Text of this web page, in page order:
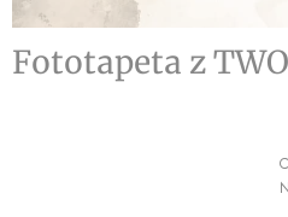
Fototapeta z